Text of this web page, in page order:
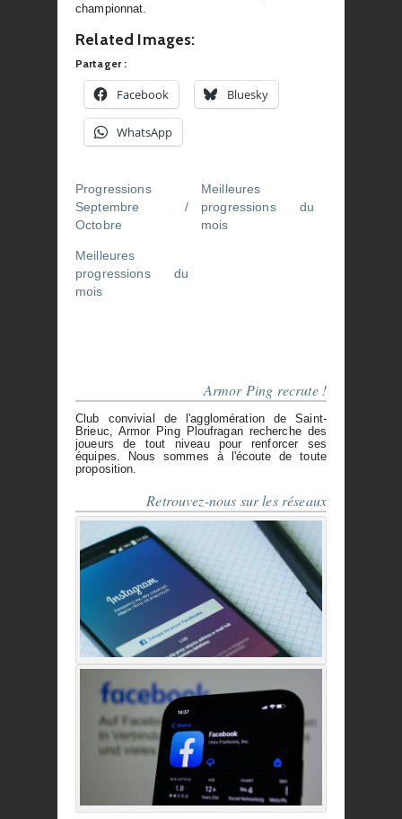
championnat.
Related Images:
Partager :
Facebook Bluesky
WhatsApp
Progressions
Septembre /
Octobre
Meilleures
progressions du
mois
Meilleures
progressions du
mois
Armor Ping recrute !
Club convivial de l'agglomération de Saint-
Brieuc, Armor Ping Ploufragan recherche des
joueurs de tout niveau pour renforcer ses
équipes. Nous sommes à l'écoute de toute
proposition.
Retrouvez-nous sur les réseaux